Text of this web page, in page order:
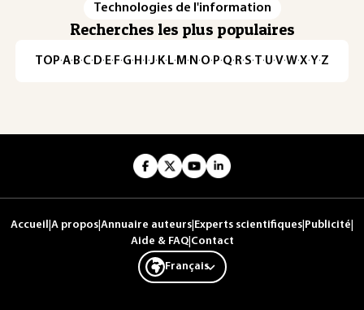
Technologies de l'information
Recherches les plus populaires
TOP·A·B·C· D· E· F·G· H · ·J· K· L· M · N ·O· P·Q· R·S·T·U·V·W·X·Y·Z
Accueil A propos Annuaire auteurs Experts scientifiques Publicité
Aide & FAQ| Contact
Français